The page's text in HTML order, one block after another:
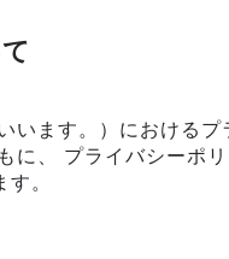
います。）におけるプ
に、 プライバシーポ
。